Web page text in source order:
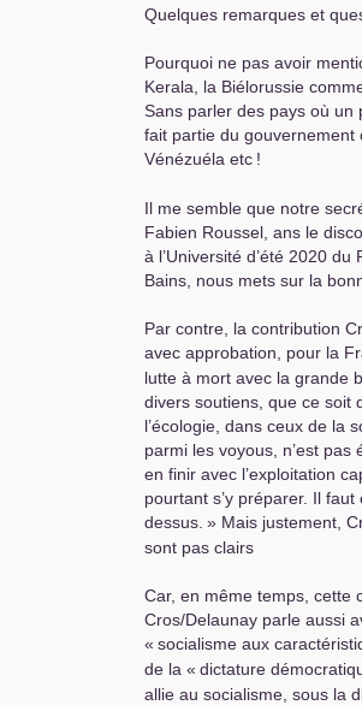
Quelques remarques et
Pourquoi ne pas avoir
Kerala, la Biélorussie
Sans parler des pays où un
fait partie du gouvernement
Vénézuéla etc !
Il me semble que notre
Fabien Roussel, ans le
à l’Université d’été 2020 du
Bains, nous mets sur la
Par contre, la contribution
avec approbation, pour la
lutte à mort avec la grande
divers soutiens, que ce soit
l’écologie, dans ceux de la
parmi les voyous, n’est pas
en finir avec l’exploitation
pourtant s’y préparer. Il faut
dessus. » Mais justement,
sont pas clairs
Car, en même temps, cette
Cros/Delaunay parle aussi
« socialisme aux
de la « dictature
allie au socialisme, sous la